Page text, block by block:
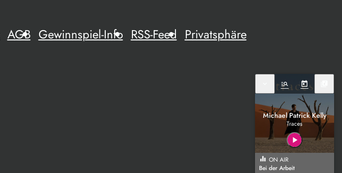
AGB Gewinnspiel-Info RSS-Feed Privatsphäre
manage_search today
Michael Patrick Kelly
Traces
play_arrow
equalizer ON AIR
Bei der Arbeit